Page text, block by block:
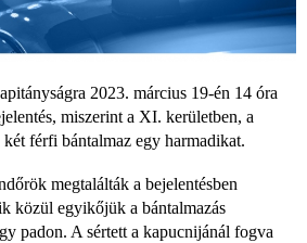
2023. március 19-én 14 óra
miszerint a XI. kerületben, a
férfi bántalmaz egy harmadikat.
megtalálták a bejelentésben
közül egyikőjük a bántalmazás
padon. A sértett a kapucnijánál fogva